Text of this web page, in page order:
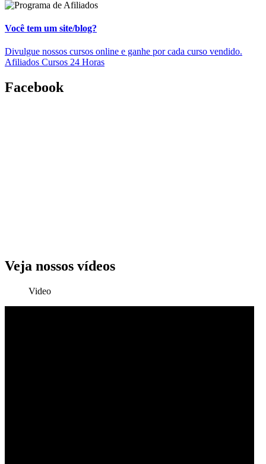
Você tem um site/blog?
Divulgue nossos cursos online e ganhe por cada curso vendido.
Afiliados Cursos 24 Horas
Facebook
Veja nossos vídeos
Video